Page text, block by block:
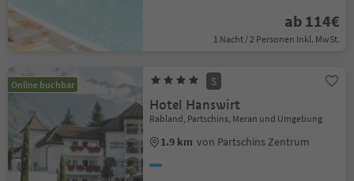
ab 114€
1 Nacht / 2 Personen Inkl. MwSt.
Online buchbar S
Hotel Hanswirt
Rabland, Partschins, Meran und Umgebung
1.9 km von Partschins Zentrum